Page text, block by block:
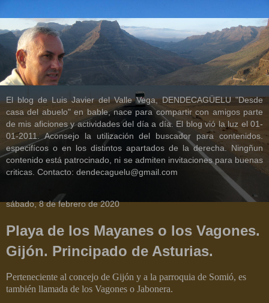
El blog de Luis Javier del Valle Vega, DENDECAGÜELU "Desde
casa del abuelo" en bable, nace para compartir con amigos parte
de mis aficiones y actividades del día a día. El blog vió la luz el 01-
01-2011. Aconsejo la utilización del buscador para contenidos.
especifícos o en los distintos apartados de la derecha. Ningñun
contenido está patrocinado, ni se admiten invitaciones para buenas
criticas. Contacto: dendecaguelu@gmail.com
sábado, 8 de febrero de 2020
Playa de los Mayanes o los Vagones.
Gijón. Principado de Asturias.
Perteneciente al concejo de Gijón y a la parroquia de Somió, es
también llamada de los Vagones o Jabonera.